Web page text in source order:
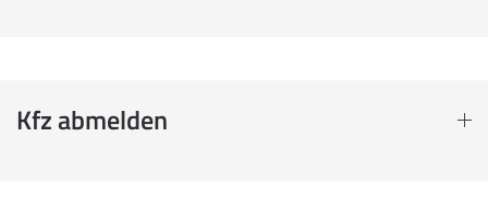
Kfz abmelden